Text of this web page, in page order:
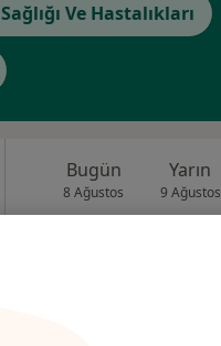
Ve Hastalıkları
Bugün
8 Ağustos
Yarın
9 Ağustos